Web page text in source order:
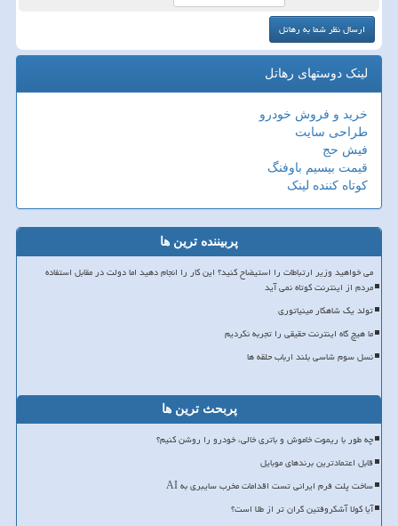
لینک دوستهای رهاتل
خرید و فروش خودرو
طراحی سایت
فیش حج
قیمت بیسیم باوفنگ
کوتاه کننده لینک
پربیننده ترین ها
می خواهید وزیر ارتباطات را استیضاح کنید؟ این کار را انجام دهید اما دولت در مقابل استفاده
مردم از اینترنت کوتاه نمی آید
تولد یک شاهکار مینیاتوری
ما هیچ گاه اینترنت حقیقی را تجربه نکردیم
نسل سوم شاسی بلند ارباب حلقه ها
پربحث ترین ها
چه طور با ریموت خاموش و باتری خالی، خودرو را روشن کنیم؟
قابل اعتمادترین برندهای موبایل
ساخت پلت فرم ایرانی تست اقدامات مخرب سایبری به AI
آیا کولا آشکروفتین گران تر از طلا است؟